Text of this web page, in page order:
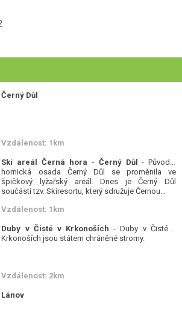
Černý Důl
Vzdálenost: 1km
Ski areál Černá hora - Černý Důl - Původní
hornická osada Černý Důl se proměnila ve
špičkový lyžařský areál. Dnes je Černý Důl
součástí tzv. Skiresortu, který sdružuje Černou...
Vzdálenost: 1km
Duby v Čisté v Krkonoších - Duby v Čisté v
Krkonoších jsou státem chráněné stromy.
Vzdálenost: 2km
Lánov